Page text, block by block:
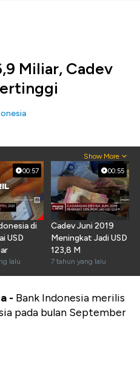
Miliar, Cadev
Show More
00:57
di
USD
lalu
00:55
Cadev Juni 2019
Meningkat Jadi USD
123,8 M
7 tahun yang lalu
- Bank Indonesia merilis
pada bulan September